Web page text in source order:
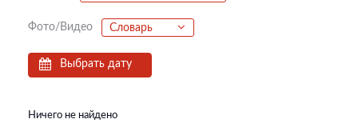
Фото/Видео Словарь
Выбрать дату
Ничего не найдено